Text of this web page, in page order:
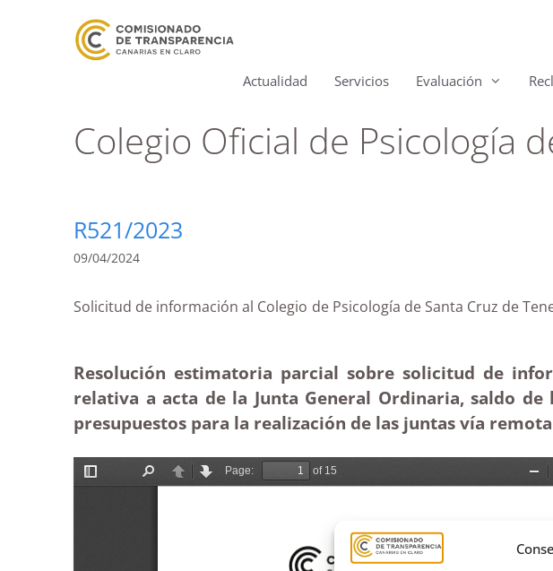
Actualidad Servicios Evaluación
Colegio Oficial de Psicología
R521/2023
09/04/2024
Solicitud de información al Colegio de Psicología de Santa
Resolución estimatoria parcial sobre solicitud de
relativa a acta de la Junta General Ordinaria, saldo
presupuestos para la realización de las juntas vía remota